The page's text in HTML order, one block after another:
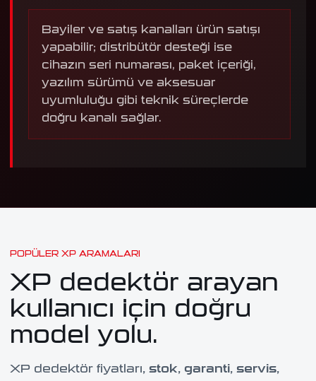
Bayiler ve satış kanalları ürün satışı
yapabilir; distribütör desteği ise
cihazın seri numarası, paket içeriği,
yazılım sürümü ve aksesuar
uyumluluğu gibi teknik süreçlerde
doğru kanalı sağlar.
POPÜLER XP ARAMALARI
XP dedektör arayan
kullanıcı için doğru
model yolu.
XP dedektör fiyatları, stok, garanti, servis,